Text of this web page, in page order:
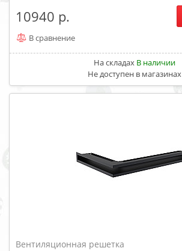
10940
В сравнение
На складах В наличии
Не доступен в магазинах
Вентиляционная решетка